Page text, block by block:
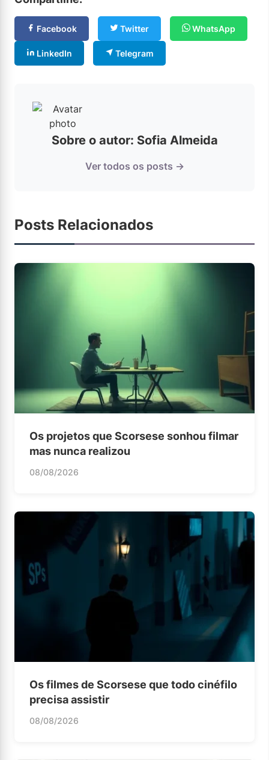
Facebook Twitter WhatsApp
LinkedIn Telegram
Sobre o autor: Sofia Almeida
Ver todos os posts →
Posts Relacionados
Os projetos que Scorsese sonhou filmar
mas nunca realizou
08/08/2026
Os filmes de Scorsese que todo cinéfilo
precisa assistir
08/08/2026